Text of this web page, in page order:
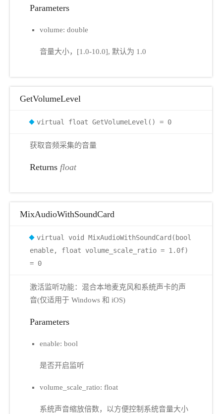
Parameters
volume: double
音量大小，[1.0-10.0], 默认为 1.0
GetVolumeLevel
virtual float GetVolumeLevel() = 0
获取音频采集的音量
Returns float
MixAudioWithSoundCard
virtual void MixAudioWithSoundCard(bool
enable, float volume_scale_ratio = 1.0f)
= 0
激活监听功能：混合本地麦克风和系统声卡的声
音(仅适用于 Windows 和 iOS)
Parameters
enable: bool
是否开启监听
volume_scale_ratio: float
系统声音缩放倍数，以方便控制系统音量大小